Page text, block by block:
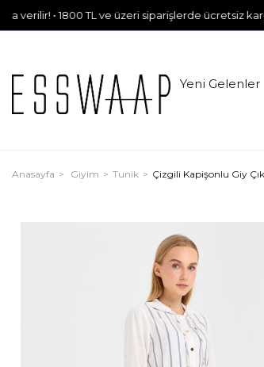
TL ve üzeri siparişlerde ücretsiz kargo!
Yeni Gelenler
Anasayfa Giyim Tunik Çizgili Kapişonlu Giy